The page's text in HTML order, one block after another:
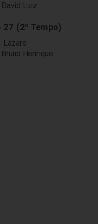
David Luiz
27' (2º Tempo)
Lázaro
Bruno Henrique